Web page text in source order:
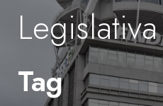
Legislativa
Tag